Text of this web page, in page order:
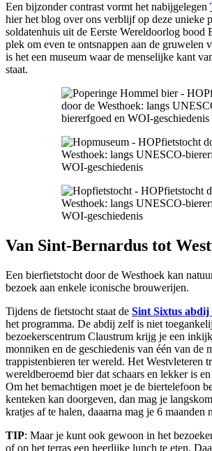
Een bijzonder contrast vormt het nabijgelegen
hier het blog over ons verblijf op deze unieke
soldatenhuis uit de Eerste Wereldoorlog bood
plek om even te ontsnappen aan de gruwelen
is het een museum waar de menselijke kant
staat.
Van Sint-Bernardus tot
Een bierfietstocht door de Westhoek kan
bezoek aan enkele iconische brouwerijen.
Tijdens de fietstocht staat de Sint Sixtus abdij
het programma. De abdij zelf is niet
bezoekerscentrum Claustrum krijg je een
monniken en de geschiedenis van één van de
trappistenbieren ter wereld. Het Westvleteren
wereldberoemd bier dat schaars en lekker is
Om het bemachtigen moet je de biertelefoon
kenteken kan doorgeven, dan mag je
kratjes af te halen, daaarna mag je 6 maanden
TIP: Maar je kunt ook gewoon in het
of op het terras een heerlijke lunch te eten.